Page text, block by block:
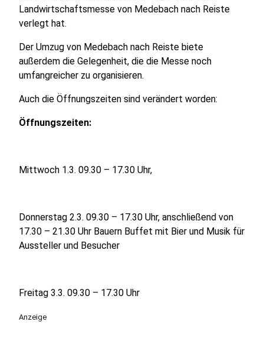
Landwirtschaftsmesse von Medebach nach Reiste
verlegt hat.
Der Umzug von Medebach nach Reiste biete
außerdem die Gelegenheit, die die Messe noch
umfangreicher zu organisieren.
Auch die Öffnungszeiten sind verändert worden:
Öffnungszeiten:
Mittwoch 1.3. 09.30 – 17.30 Uhr,
Donnerstag 2.3. 09.30 – 17.30 Uhr, anschließend von
17.30 – 21.30 Uhr Bauern Buffet mit Bier und Musik für
Aussteller und Besucher
Freitag 3.3. 09.30 – 17.30 Uhr
Anzeige